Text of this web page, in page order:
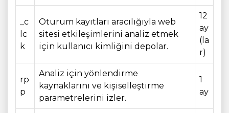
_c
lc
k
Oturum kayıtları aracılığıyla web
sitesi etkileşimlerini analiz etmek
için kullanıcı kimliğini depolar.
12
ay
(la
r)
rp
p
Analiz için yönlendirme
kaynaklarını ve kişiselleştirme
parametrelerini izler.
1
ay